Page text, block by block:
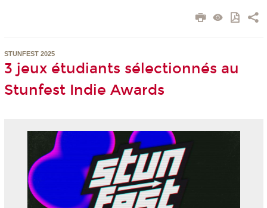
STUNFEST 2025
3 jeux étudiants sélectionnés au
Stunfest Indie Awards